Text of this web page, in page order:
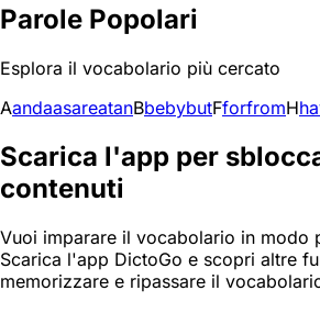
Parole Popolari
Esplora il vocabolario più cercato
AandaasareatanBbebybutFforfromH
Scarica l'app per
contenuti
Vuoi imparare il vocabolario in modo
Scarica l'app DictoGo e scopri altre
memorizzare e ripassare il